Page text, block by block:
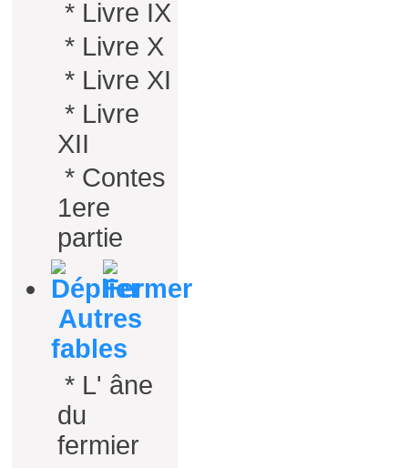
* Livre IX
* Livre X
* Livre XI
* Livre
XII
* Contes
1ere
partie
Autres
fables
* L' âne
du
fermier